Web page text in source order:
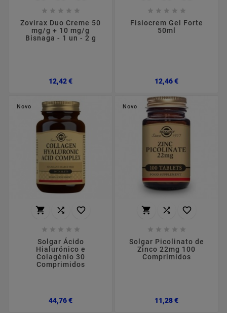
    
Zovirax Duo Creme 50
mg/g + 10 mg/g
Bisnaga - 1 un - 2 g
12,42 €Preço
    
Fisiocrem Gel Forte
50ml
12,46 €Preço
Novo
  
    
Solgar Ácido
Hialurónico e
Colagénio 30
Comprimidos
44,76 €Preço
Novo
  
    
Solgar Picolinato de
Zinco 22mg 100
Comprimidos
11,28 €Preço